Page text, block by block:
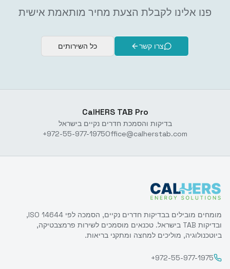
פנו אלינו לקבלת הצעת מחיר מותאמת אישית
צרו קשר כל השירותים
CalHERS TAB Pro
בדיקות והסמכת חדרים נקיים בישראל
Office@calherstab.com
+972-55-977-1975
מומחים מובילים בבדיקות חדרים נקיים, הסמכה לפי ISO 14644,
ובדיקות TAB בישראל. טכנאים מוסמכים לשירות פרמצבטיקה,
ביוטכנולוגיה, מוליכים למחצה ומתקני בריאות.
+972-55-977-1975